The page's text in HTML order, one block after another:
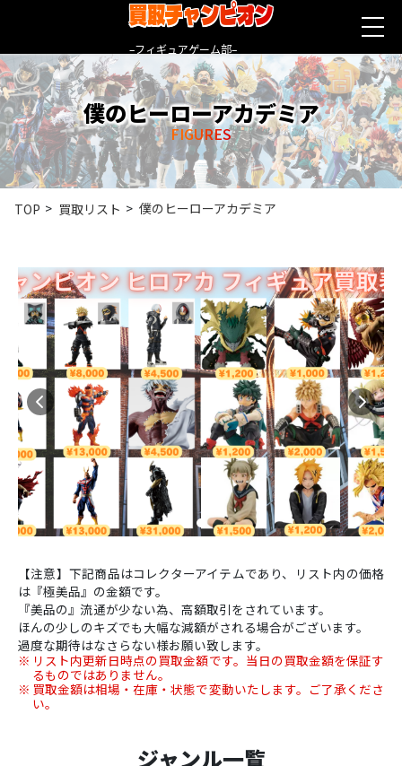
買取チャンピオン
–フィギュアゲーム部–
僕のヒーローアカデミア
FIGURES
TOP 買取リスト 僕のヒーローアカデミア
【注意】下記商品はコレクターアイテムであり、リスト内の価格
は『極美品』の金額です。
『美品の』流通が少ない為、高額取引をされています。
ほんの少しのキズでも大幅な減額がされる場合がございます。
過度な期待はなさらない様お願い致します。
リスト内更新日時点の買取金額です。当日の買取金額を保証す
るものではありません。
買取金額は相場・在庫・状態で変動いたします。ご了承くださ
い。
ジャンル一覧